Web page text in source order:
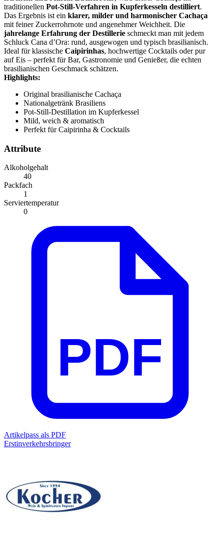
traditionellen Pot‑Still‑Verfahren in Kupferkesseln destilliert.
Das Ergebnis ist ein klarer, milder und harmonischer Cachaça
mit feiner Zuckerrohrnote und angenehmer Weichheit. Die
jahrelange Erfahrung der Destillerie schmeckt man mit jedem
Schluck Cana d’Ora: rund, ausgewogen und typisch brasilianisch.
Ideal für klassische Caipirinhas, hochwertige Cocktails oder pur
auf Eis – perfekt für Bar, Gastronomie und Genießer, die echten
brasilianischen Geschmack schätzen.
Highlights:
Original brasilianische Cachaça
Nationalgetränk Brasiliens
Pot‑Still‑Destillation im Kupferkessel
Mild, weich & aromatisch
Perfekt für Caipirinha & Cocktails
Attribute
Alkoholgehalt
40
Packfach
1
Serviertemperatur
0
PDF
Artikelpass als PDF
Erstinverkehrsbringer